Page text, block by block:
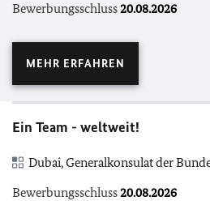
Bewerbungsschluss20.08.2026
MEHR ERFAHREN
Ein Team - weltweit!
Dubai, Generalkonsulat der
Bewerbungsschluss20.08.2026